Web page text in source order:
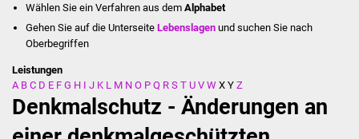
Summerrockfestival
Stadtverwaltung
Ansprechpartner
Wählen Sie ein Verfahren aus dem Alphabet
Gehen Sie auf die UnterseiteLebenslagen und suchen Sie nach
Oberbegriffen
Leistungen
A B C D E F G H I J K L M N O P Q R S T U V W X Y Z
Denkmalschutz - Änderungen an